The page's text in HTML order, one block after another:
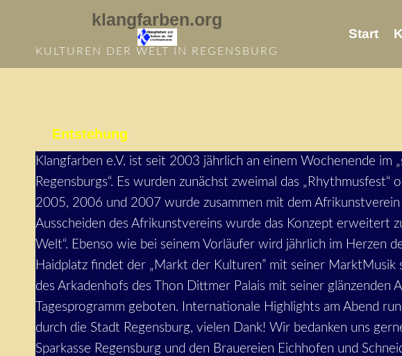
springen
klangfarben.org
KULTUREN DER WELT IN REGENSBURG
Start
Entstehung
Klangfarben e.V. ist seit 2003 jährlich an einem Wochenende im
Regensburgs“. Es wurden zunächst zweimal das „Rhythmusfest“
2005, 2006 und 2007 wurde zusammen mit dem
Ausscheiden des Afrikunstvereins wurde das Konzept erweitert
Welt“. Ebenso wie bei seinem Vorläufer wird jährlich im Herzen
Haidplatz findet der „Markt der Kulturen” mit seiner
des Arkadenhofs des Thon Dittmer Palais mit seiner glänzenden
Tagesprogramm geboten. Internationale Highlights am Abend
durch die Stadt Regensburg, vielen Dank! Wir bedanken uns
Sparkasse Regensburg und den Brauereien Eichhofen und